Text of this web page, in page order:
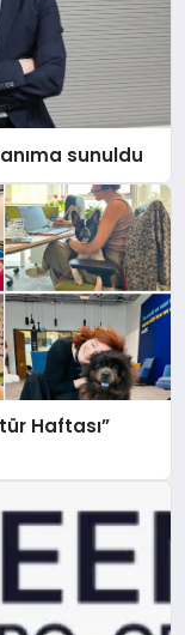
sunuldu
Haftası”